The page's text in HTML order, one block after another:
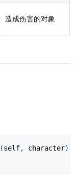
造成伤害的对象
(self, character)